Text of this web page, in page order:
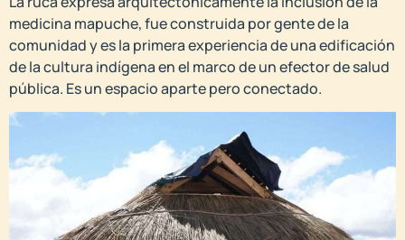
medicina mapuche, fue construida por gente de la
comunidad y es la primera experiencia de una edificación
de la cultura indígena en el marco de un efector de salud
pública. Es un espacio aparte pero conectado.